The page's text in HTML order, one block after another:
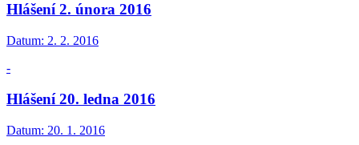
Hlášení 2. února 2016
Datum: 2. 2. 2016
-
Hlášení 20. ledna 2016
Datum: 20. 1. 2016